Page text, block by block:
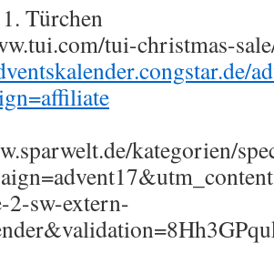
Türchen
tui-christmas-
kategorien/
2-sw-extern-